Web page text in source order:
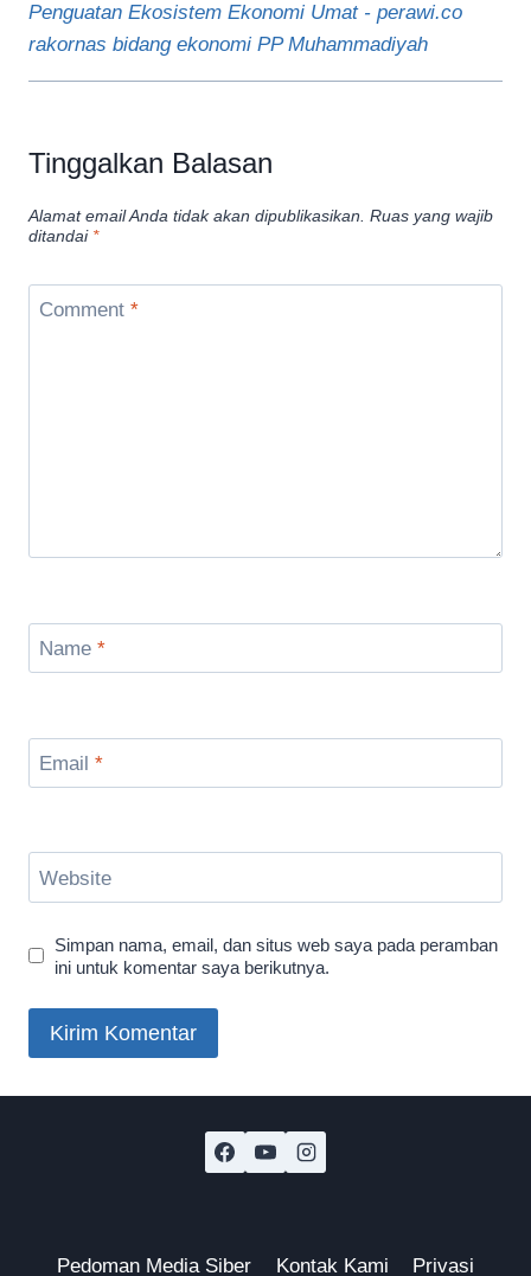
Penguatan Ekosistem Ekonomi Umat - perawi.co
rakornas bidang ekonomi PP Muhammadiyah
Tinggalkan Balasan
Alamat email Anda tidak akan dipublikasikan. Ruas yang wajib
ditandai *
Comment *
Name *
Email *
Website
Simpan nama, email, dan situs web saya pada peramban
ini untuk komentar saya berikutnya.
Pedoman Media Siber Kontak Kami Privasi